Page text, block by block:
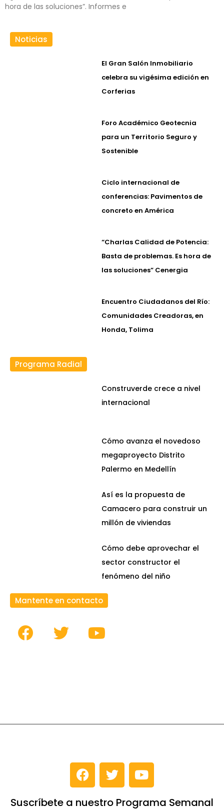
hora de las soluciones”. Informes e
Noticias
El Gran Salón Inmobiliario
celebra su vigésima edición en
Corferias
Foro Académico Geotecnia
para un Territorio Seguro y
Sostenible
Ciclo internacional de
conferencias: Pavimentos de
concreto en América
“Charlas Calidad de Potencia:
Basta de problemas. Es hora de
las soluciones” Cenergia
Encuentro Ciudadanos del Río:
Comunidades Creadoras, en
Honda, Tolima
Programa Radial
Construverde crece a nivel
internacional
Cómo avanza el novedoso
megaproyecto Distrito
Palermo en Medellín
Así es la propuesta de
Camacero para construir un
millón de viviendas
Cómo debe aprovechar el
sector constructor el
fenómeno del niño
Mantente en contacto
Suscríbete a nuestro Programa Semanal